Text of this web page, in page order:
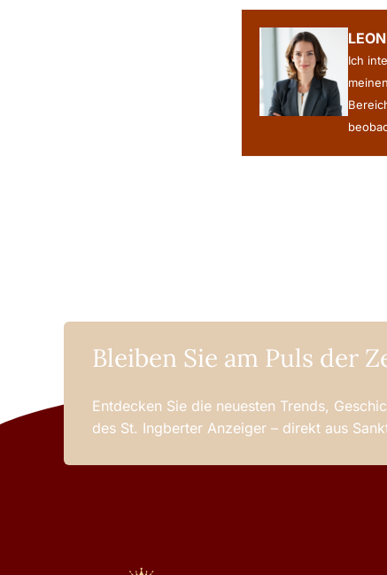
Ich
Bleiben Sie am Puls der
Entdecken Sie die neuesten Trends,
des St. Ingberter Anzeiger – direkt aus